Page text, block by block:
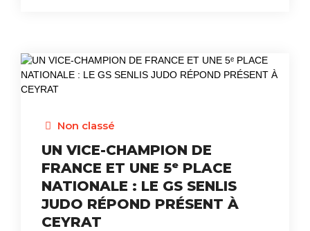
Non classé
UN VICE-CHAMPION DE
FRANCE ET UNE 5ᵉ PLACE
NATIONALE : LE GS SENLIS
JUDO RÉPOND PRÉSENT À
CEYRAT